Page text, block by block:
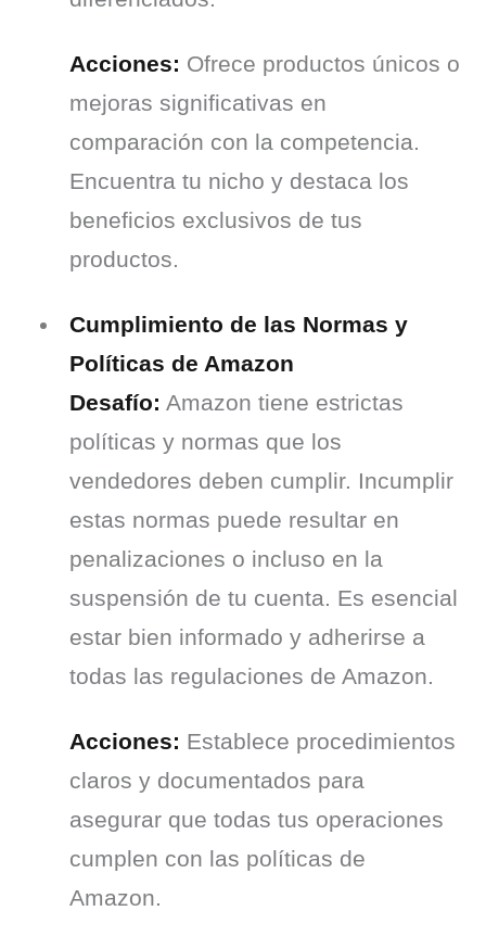
Acciones: Ofrece productos únicos o
mejoras significativas en
comparación con la competencia.
Encuentra tu nicho y destaca los
beneficios exclusivos de tus
productos.
Cumplimiento de las Normas y
Políticas de Amazon
Desafío: Amazon tiene estrictas
políticas y normas que los
vendedores deben cumplir. Incumplir
estas normas puede resultar en
penalizaciones o incluso en la
suspensión de tu cuenta. Es esencial
estar bien informado y adherirse a
todas las regulaciones de Amazon.
Acciones: Establece procedimientos
claros y documentados para
asegurar que todas tus operaciones
cumplen con las políticas de
Amazon.